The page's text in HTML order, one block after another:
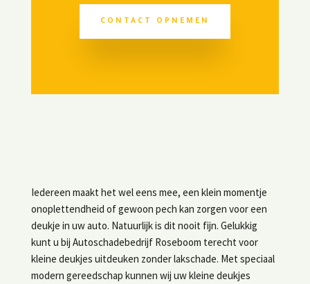
CONTACT OPNEMEN
Iedereen maakt het wel eens mee, een klein momentje
onoplettendheid of gewoon pech kan zorgen voor een
deukje in uw auto. Natuurlijk is dit nooit fijn. Gelukkig
kunt u bij Autoschadebedrijf Roseboom terecht voor
kleine deukjes uitdeuken zonder lakschade. Met speciaal
modern gereedschap kunnen wij uw kleine deukjes